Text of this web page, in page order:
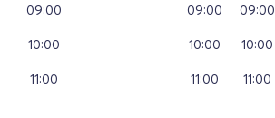
09:00
10:00
11:00
09:00
10:00
11:00
09:00
10:00
11:00